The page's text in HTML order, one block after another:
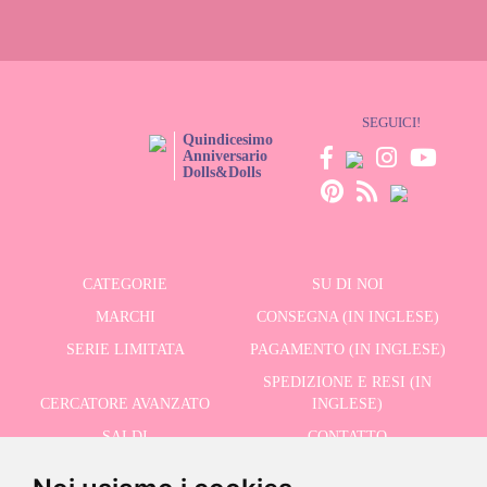
Quindicesimo
Anniversario
Dolls&Dolls
SEGUICI!
CATEGORIE
SU DI NOI
MARCHI
CONSEGNA (IN INGLESE)
SERIE LIMITATA
PAGAMENTO (IN INGLESE)
CERCATORE AVANZATO
SPEDIZIONE E RESI (IN
INGLESE)
SALDI
CONTATTO